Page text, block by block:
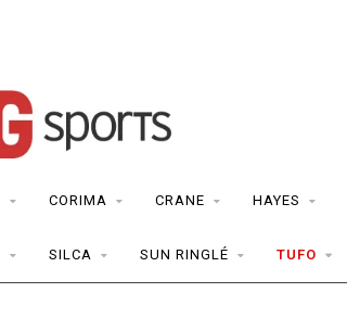
CORIMA CRANE HAYES
SILCA SUN RINGLÉ TUFO